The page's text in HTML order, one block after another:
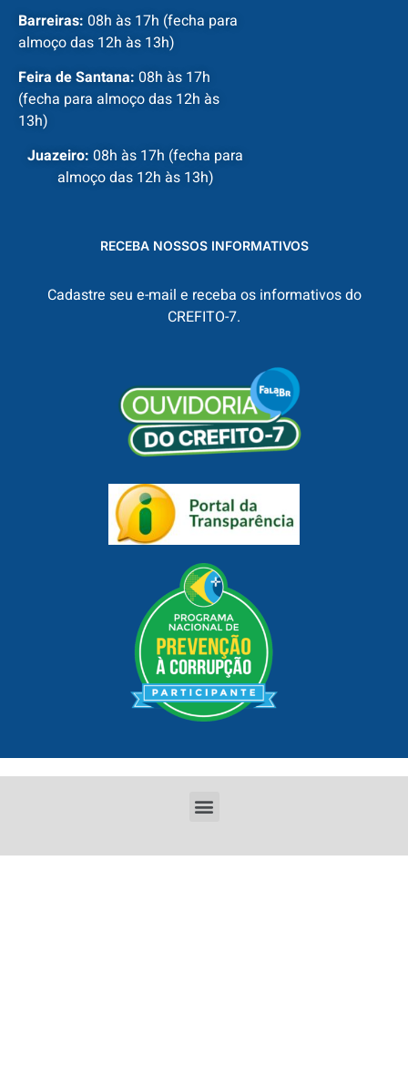
Barreiras: 08h às 17h (fecha para
almoço das 12h às 13h)
Feira de Santana: 08h às 17h
(fecha para almoço das 12h às
13h)
Juazeiro: 08h às 17h (fecha para
almoço das 12h às 13h)
RECEBA NOSSOS INFORMATIVOS
Cadastre seu e-mail e receba os informativos do
CREFITO-7.